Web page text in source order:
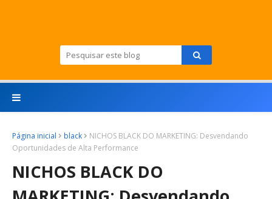
Página inicial black
NICHOS BLACK DO MARKETING: Desvendando
Oportunidades de Alta Performance
NICHOS BLACK DO